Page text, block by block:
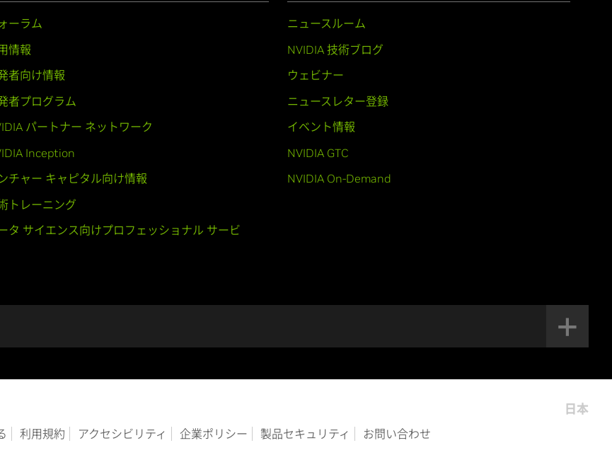
ーラム
情報
者向け情報
者プログラム
パートナー ネットワーク
Inception
チャー キャピタル向け情報
トレーニング
タ サイエンス向けプロフェッショナル サービ
ニュースルーム
NVIDIA 技術ブログ
ウェビナー
ニュースレター登録
イベント情報
NVIDIA GTC
NVIDIA On-Demand
利用規約 アクセシビリティ 企業ポリシー 製品セキュリティ お問い合わせ
日本